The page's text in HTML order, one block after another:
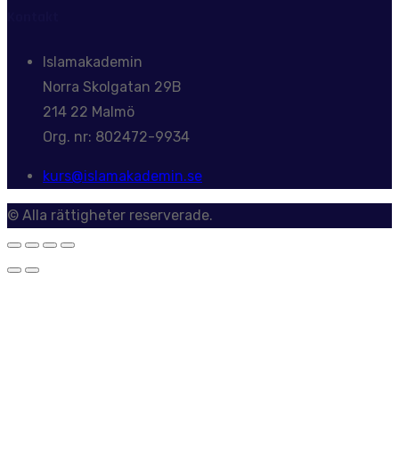
Islamakademin
Norra Skolgatan 29B
214 22 Malmö
Org. nr: 802472-9934
kurs@islamakademin.se
© Alla rättigheter reserverade.